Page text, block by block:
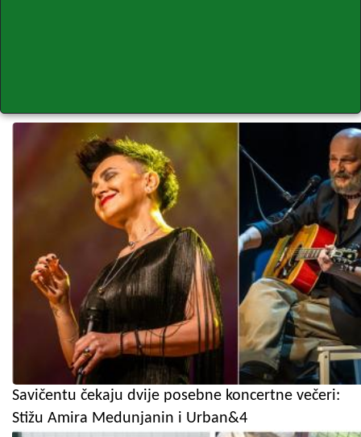
Savičentu čekaju dvije posebne koncertne večeri:
Stižu Amira Medunjanin i Urban&4